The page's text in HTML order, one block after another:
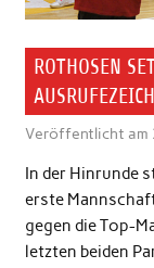
ROTHOSEN
Veröffentlicht am
In der Hinrunde
erste
gegen die Top-
letzten beiden